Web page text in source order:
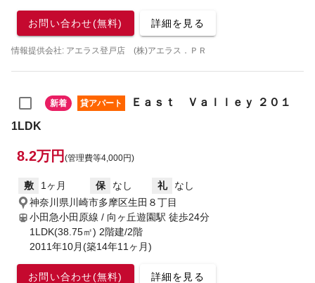
お問い合わせ(無料) 詳細を見る
情報提供会社: アエラス登戸店 (株)アエラス．ＰＲ
新着 貸アパート
Ｅａｓｔ Ｖａｌｌｅｙ ２０１
1LDK
8.2万円 (管理費等4,000円)
敷 1ヶ月 保 なし 礼
なし
神奈川県川崎市多摩区生田８丁目
小田急小田原線 / 向ヶ丘遊園駅 徒歩24分
1LDK(38.75㎡) 2階建/2階
2011年10月(築14年11ヶ月)
お問い合わせ(無料) 詳細を見る